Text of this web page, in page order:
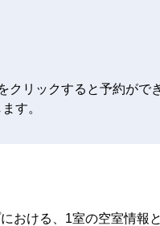
リックすると予約がで
す。
おける、1室の空室情報